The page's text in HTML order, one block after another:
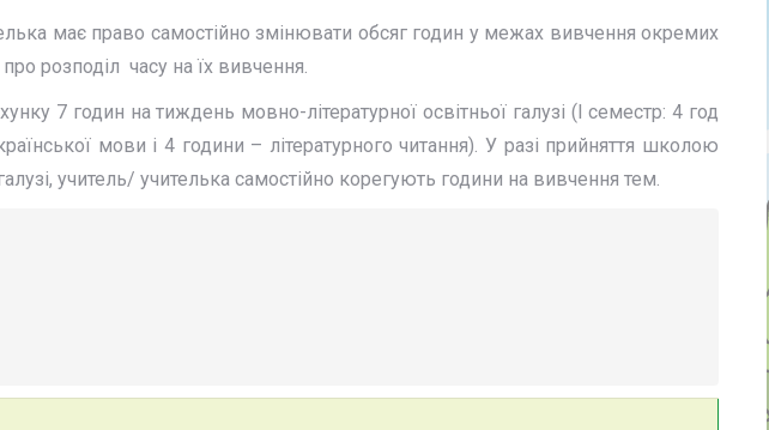
має право самостійно змінювати обсяг годин у межах вивчення окремих
розподіл часу на їх вивчення.
7 годин на тиждень мовно-літературної освітньої галузі (І семестр: 4 год
мови і 4 години – літературного читання). У разі прийняття школою
учитель/ учителька самостійно корегують години на вивчення тем.